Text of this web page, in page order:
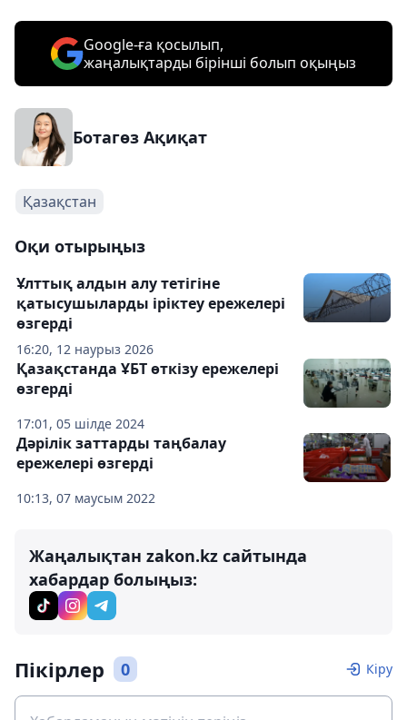
Google-ға қосылып,
жаңалықтарды бірінші болып оқыңыз
Ботагөз Ақиқат
Қазақстан
Оқи отырыңыз
16:20, 12 наурыз 2026
Ұлттық алдын алу тетігіне
қатысушыларды іріктеу ережелері
өзгерді
17:01, 05 шілде 2024
Қазақстанда ҰБТ өткізу ережелері
өзгерді
10:13, 07 маусым 2022
Дәрілік заттарды таңбалау
ережелері өзгерді
Жаңалықтан zakon.kz сайтында
хабардар болыңыз:
Пікірлер 0 Кіру